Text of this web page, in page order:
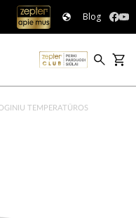
Blog
TEMPERATŪROS